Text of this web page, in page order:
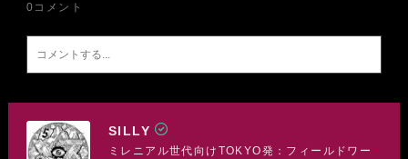
0 コメント
SILLY
ミレニアル世代向けTOKYO発：フィールドワー